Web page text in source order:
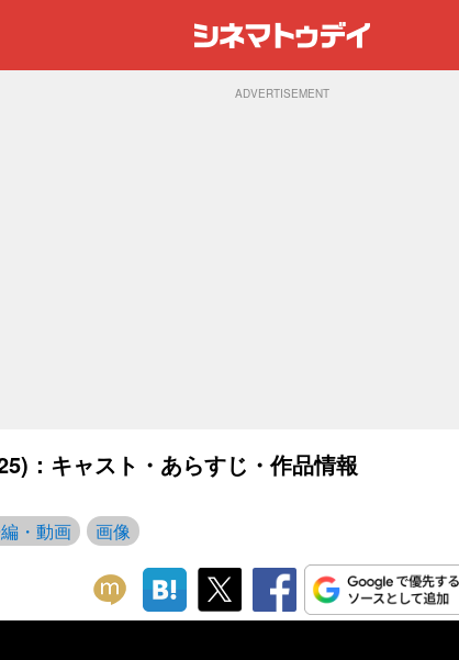
ADVERTISEMENT
：キャスト・あらすじ・作品情報
・動画 画像